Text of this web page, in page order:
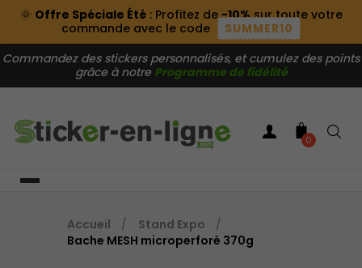
🌞 Offre Spéciale Été: Profitez de-10%sur toute votre
commande avec le code
SUMMER10
Commandez des stickers personnalisés, et cumulez des points
grâce à notre Programme de fidélité
0
Accueil
Stand Expo
Bache MESH microperforé 370g